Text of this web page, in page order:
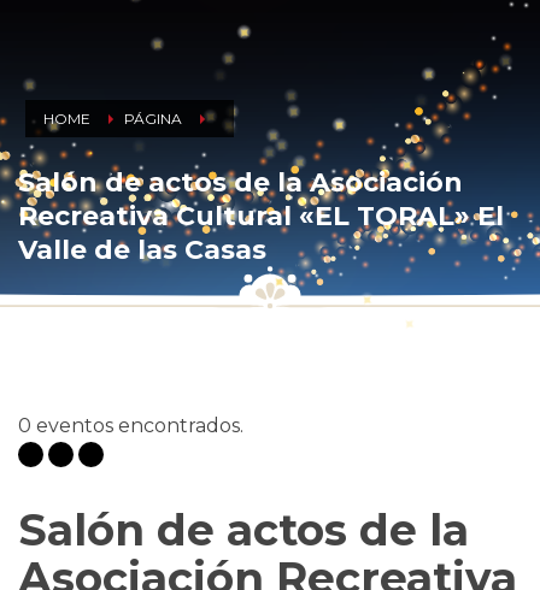
HOME PÁGINA
Salón de actos de la Asociación
Recreativa Cultural «EL TORAL» El
Valle de las Casas
0 eventos encontrados.
Salón de actos de la
Asociación Recreativa